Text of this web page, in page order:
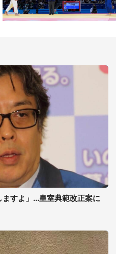
すよ」...皇室典範改正案に